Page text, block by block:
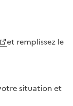
et remplissez le
situation et